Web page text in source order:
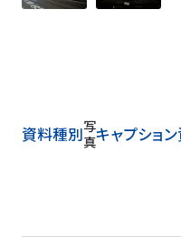
資料種別写
真キャプション